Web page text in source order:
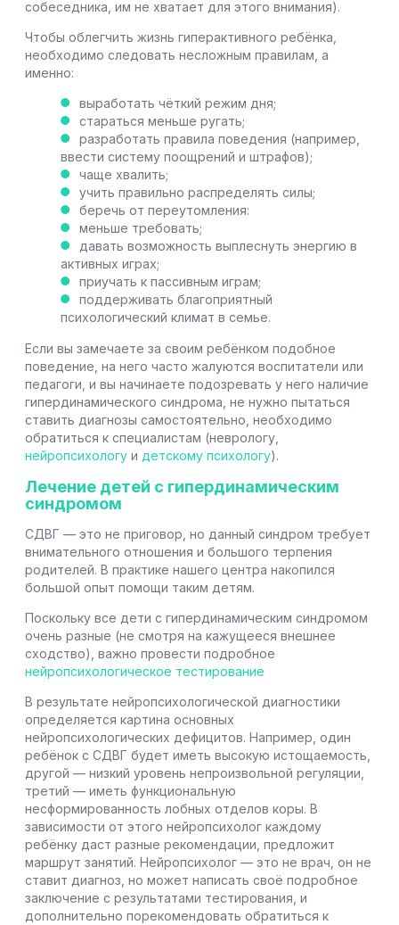
собеседника, им не хватает для этого внимания).
Чтобы облегчить жизнь гиперактивного ребёнка,
необходимо следовать несложным правилам, а
именно:
выработать чёткий режим дня;
стараться меньше ругать;
разработать правила поведения (например,
ввести систему поощрений и штрафов);
чаще хвалить;
учить правильно распределять силы;
беречь от переутомления:
меньше требовать;
давать возможность выплеснуть энергию в
активных играх;
приучать к пассивным играм;
поддерживать благоприятный
психологический климат в семье.
Если вы замечаете за своим ребёнком подобное
поведение, на него часто жалуются воспитатели или
педагоги, и вы начинаете подозревать у него наличие
гипердинамического синдрома, не нужно пытаться
ставить диагнозы самостоятельно, необходимо
обратиться к специалистам (неврологу,
нейропсихологу и детскому психологу).
Лечение детей с гипердинамическим
синдромом
СДВГ — это не приговор, но данный синдром требует
внимательного отношения и большого терпения
родителей. В практике нашего центра накопился
большой опыт помощи таким детям.
Поскольку все дети с гипердинамическим синдромом
очень разные (не смотря на кажущееся внешнее
сходство), важно провести подробное
нейропсихологическое тестирование
В результате нейропсихологической диагностики
определяется картина основных
нейропсихологических дефицитов. Например, один
ребёнок с СДВГ будет иметь высокую истощаемость,
другой — низкий уровень непроизвольной регуляции,
третий — иметь функциональную
несформированность лобных отделов коры. В
зависимости от этого нейропсихолог каждому
ребёнку даст разные рекомендации, предложит
маршрут занятий. Нейропсихолог — это не врач, он не
ставит диагноз, но может написать своё подробное
заключение с результатами тестирования, и
дополнительно порекомендовать обратиться к